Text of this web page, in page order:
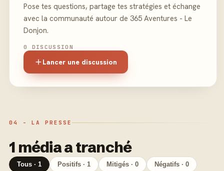
Pose tes questions, partage tes stratégies et échange
avec la communauté autour de 365 Aventures - Le
Donjon.
0 DISCUSSION
Lancer une discussion
04 - LA PRESSE
1 média a tranché
Tous · 1 Positifs · 1 Mitigés · 0 Négatifs · 0